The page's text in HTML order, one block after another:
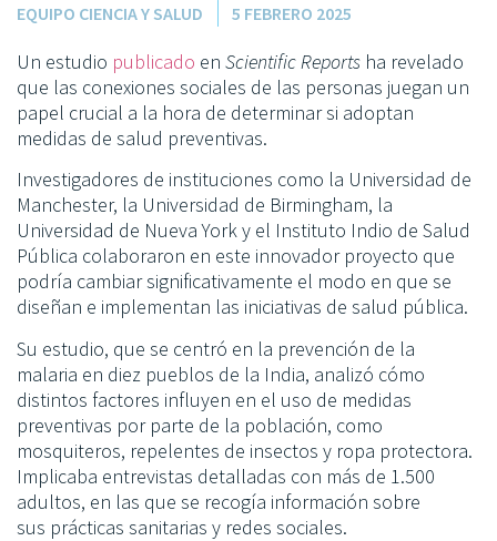
EQUIPO CIENCIA Y SALUD 5 FEBRERO 2025
Un estudio publicado en Scientific Reports ha revelado
que las conexiones sociales de las personas juegan un
papel crucial a la hora de determinar si adoptan
medidas de salud preventivas.
Investigadores de instituciones como la Universidad de
Manchester, la Universidad de Birmingham, la
Universidad de Nueva York y el Instituto Indio de Salud
Pública colaboraron en este innovador proyecto que
podría cambiar significativamente el modo en que se
diseñan e implementan las iniciativas de salud pública.
Su estudio, que se centró en la prevención de la
malaria en diez pueblos de la India, analizó cómo
distintos factores influyen en el uso de medidas
preventivas por parte de la población, como
mosquiteros, repelentes de insectos y ropa protectora.
Implicaba entrevistas detalladas con más de 1.500
adultos, en las que se recogía información sobre
sus prácticas sanitarias y redes sociales.